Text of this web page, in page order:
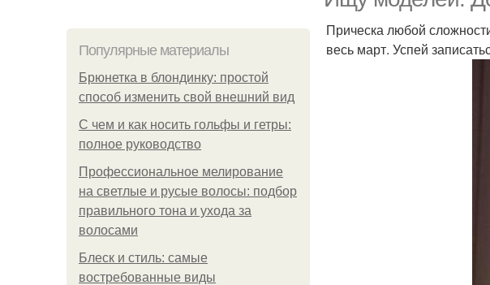
Популярные материалы
Брюнетка в блондинку: простой
способ изменить свой внешний вид
С чем и как носить гольфы и гетры:
полное руководство
Профессиональное мелирование
на светлые и русые волосы: подбор
правильного тона и ухода за
волосами
Блеск и стиль: самые
востребованные виды
Прическа любой
весь март. Успей